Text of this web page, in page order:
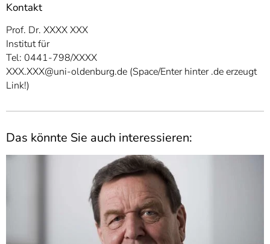
Kontakt
Prof. Dr. XXXX XXX
Institut für
Tel: 0441-798/XXXX
XXX.XXX@uni-oldenburg.de (Space/Enter hinter .de erzeugt
Link!)
Das könnte Sie auch interessieren: